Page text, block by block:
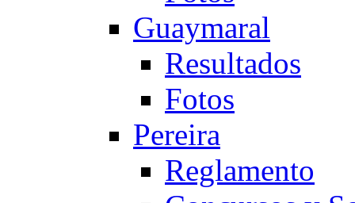
Guaymaral
Resultados
Fotos
Pereira
Reglamento